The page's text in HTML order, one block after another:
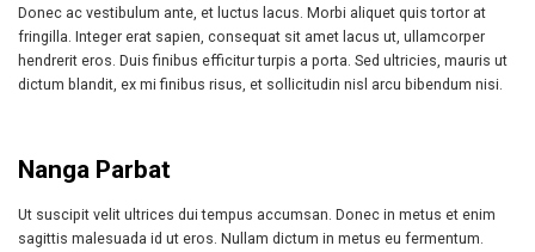
Donec ac vestibulum ante, et luctus lacus. Morbi aliquet quis tortor at
fringilla. Integer erat sapien, consequat sit amet lacus ut, ullamcorper
hendrerit eros. Duis finibus efficitur turpis a porta. Sed ultricies, mauris ut
dictum blandit, ex mi finibus risus, et sollicitudin nisl arcu bibendum nisi.
Nanga Parbat
Ut suscipit velit ultrices dui tempus accumsan. Donec in metus et enim
sagittis malesuada id ut eros. Nullam dictum in metus eu fermentum.